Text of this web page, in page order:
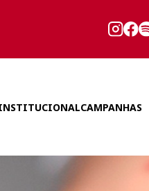
CAMPANHAS